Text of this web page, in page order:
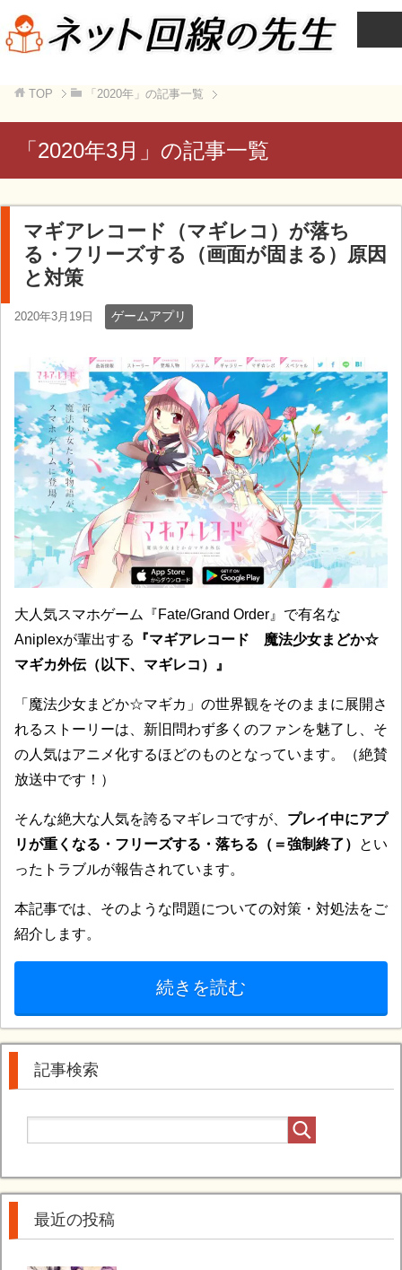
TOP 「2020年」の記事一覧
「2020年3月」の記事一覧
マギアレコード（マギレコ）が落ち
る・フリーズする（画面が固まる）原因
と対策
2020年3月19日 ゲームアプリ
大人気スマホゲーム『Fate/Grand Order』で有名な
Aniplexが輩出する
『 マギアレコード 魔法少女まどか☆
マギカ外伝（以下、マギレコ） 』
「魔法少女まどか☆マギカ」の世界観をそのままに展開さ
れるストーリーは、新旧問わず多くのファンを魅了し、そ
の人気はアニメ化するほどのものとなっています。（絶賛
放送中です！）
そんな絶大な人気を誇るマギレコですが、 プレイ中にアプ
リが重くなる・フリーズする・落ちる（＝強制終了）
とい
ったトラブルが報告されています。
本記事では、そのような問題についての対策・対処法をご
紹介します。
続きを読む
記事検索
最近の投稿